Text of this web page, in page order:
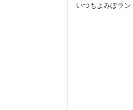
いつもよみぽラ